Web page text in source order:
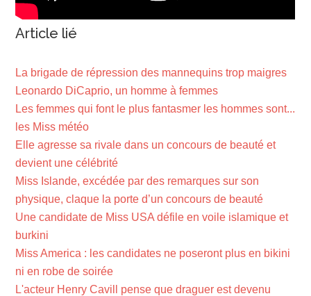
Article lié
La brigade de répression des mannequins trop maigres
Leonardo DiCaprio, un homme à femmes
Les femmes qui font le plus fantasmer les hommes sont...
les Miss météo
Elle agresse sa rivale dans un concours de beauté et
devient une célébrité
Miss Islande, excédée par des remarques sur son
physique, claque la porte d’un concours de beauté
Une candidate de Miss USA défile en voile islamique et
burkini
Miss America : les candidates ne poseront plus en bikini
ni en robe de soirée
L'acteur Henry Cavill pense que draguer est devenu